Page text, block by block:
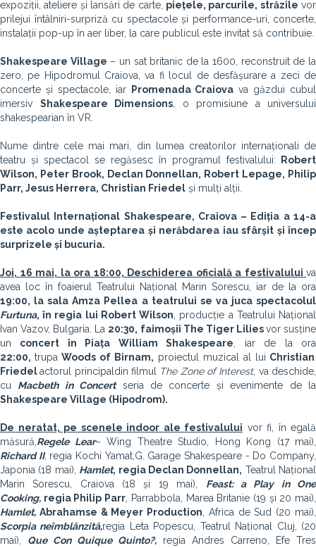
expoziții, ateliere și lansări de carte, piețele, parcurile, străzile vor
prilejui întâlniri-surpriză cu spectacole și performance-uri, concerte,
instalații pop-up în aer liber, la care publicul este invitat să contribuie.
Shakespeare Village – un sat britanic de la 1600, reconstruit de la
zero, pe Hipodromul Craiova, va fi locul de desfășurare a zeci de
concerte și spectacole, iar
Promenada Craiova va găzdui cubul
imersiv Shakespeare Dimensions , o promisiune a universului
shakespearian în VR.
Nume dintre cele mai mari, din lumea creatorilor internaționali de
teatru și spectacol se regăsesc în programul festivalului: Robert
Wilson, Peter Brook, Declan Donnellan, Robert Lepage, Philip
Parr, Jesus Herrera, Christian Friedel și mulți alții.
Festivalul Internațional Shakespeare, Craiova – Ediția a 14-a
este acolo unde așteptarea și nerăbdarea iau sfârșit și încep
surprizele și bucuria.
Joi, 16 mai, la ora 18:00, Deschiderea oficială a festivalului va
avea loc în foaierul Teatrului Național Marin Sorescu, iar de la ora
19:00, la sala Amza Pellea a teatrului se va juca spectacolul
Furtuna, în regia lui Robert Wilson , producție a Teatrului Național
Ivan Vazov, Bulgaria. La 20:30, faimoșii The Tiger Liliesvor susține
un concert în Piața William Shakespeare , iar de la ora
22:00,trupa Woods of Birnam, proiectul muzical al lui Christian
Friedelactorul principal din filmul The Zone of Interest, va deschide,
cu Macbeth in Concertseria de concerte și evenimente de la
Shakespeare Village (Hipodrom).
De neratat, pe scenele indoor ale festivalului vor fi, în egală
măsură, Regele Lear– Wing Theatre Studio, Hong Kong (17 mai),
Richard II, regia Kochi Yamat, G. Garage Shakespeare - Do Company,
Japonia (18 mai), Hamlet, regia Declan Donnellan, Teatrul Național
Marin Sorescu, Craiova (18 și 19 mai), Feast: a Play in One
Cooking, regia Philip Parr , Parrabbola, Marea Britanie (19 și 20 mai),
Hamlet, Abrahamse & Meyer Production , Africa de Sud (20 mai),
Scorpia neîmblânzită,regia Leta Popescu, Teatrul Național Cluj, (20
mai), Que Con Quique Quinto?, regia Andres Carreno, Efe Tres